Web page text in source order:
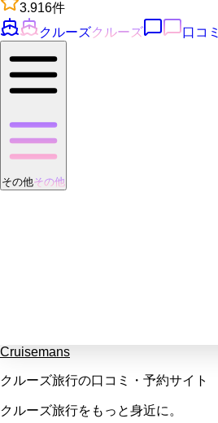
3.916件
クルーズクルーズ 口コミ
その他その他
Cruisemans
クルーズ旅行の口コミ・予約サイト
クルーズ旅行をもっと身近に。